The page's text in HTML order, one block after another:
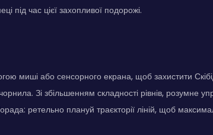
під час цієї захопливої подорожі.
миші або сенсорного екрана, щоб захистити
Зі збільшенням складності рівнів, розумне
ретельно плануй траєкторії ліній, щоб